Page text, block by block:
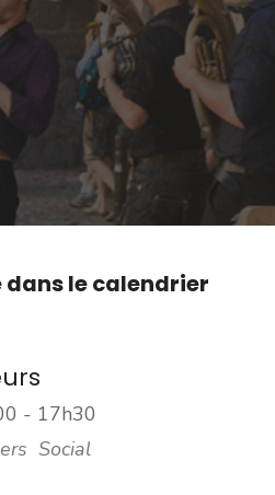
le calendrier
- 17h30
Social